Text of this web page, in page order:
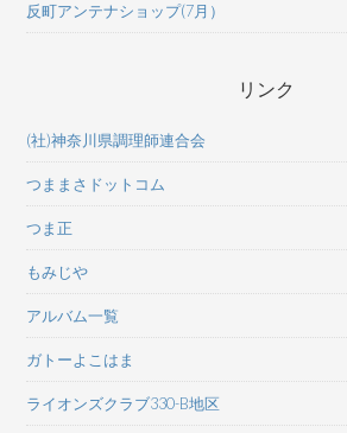
反町アンテナショップ(7月）
リンク
(社)神奈川県調理師連合会
つままさドットコム
つま正
もみじや
アルバム一覧
ガトーよこはま
ライオンズクラブ330-B地区